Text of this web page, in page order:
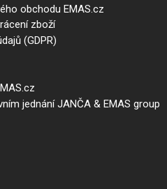
obchodu EMAS.cz
zboží
(GDPR)
jednání JANČA & EMAS group